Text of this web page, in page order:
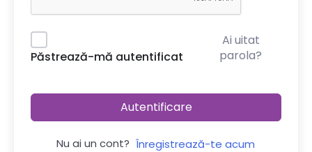
Păstrează-mă autentificat
Ai uitat
parola?
Autentificare
Nu ai un cont? Înregistrează-te acum